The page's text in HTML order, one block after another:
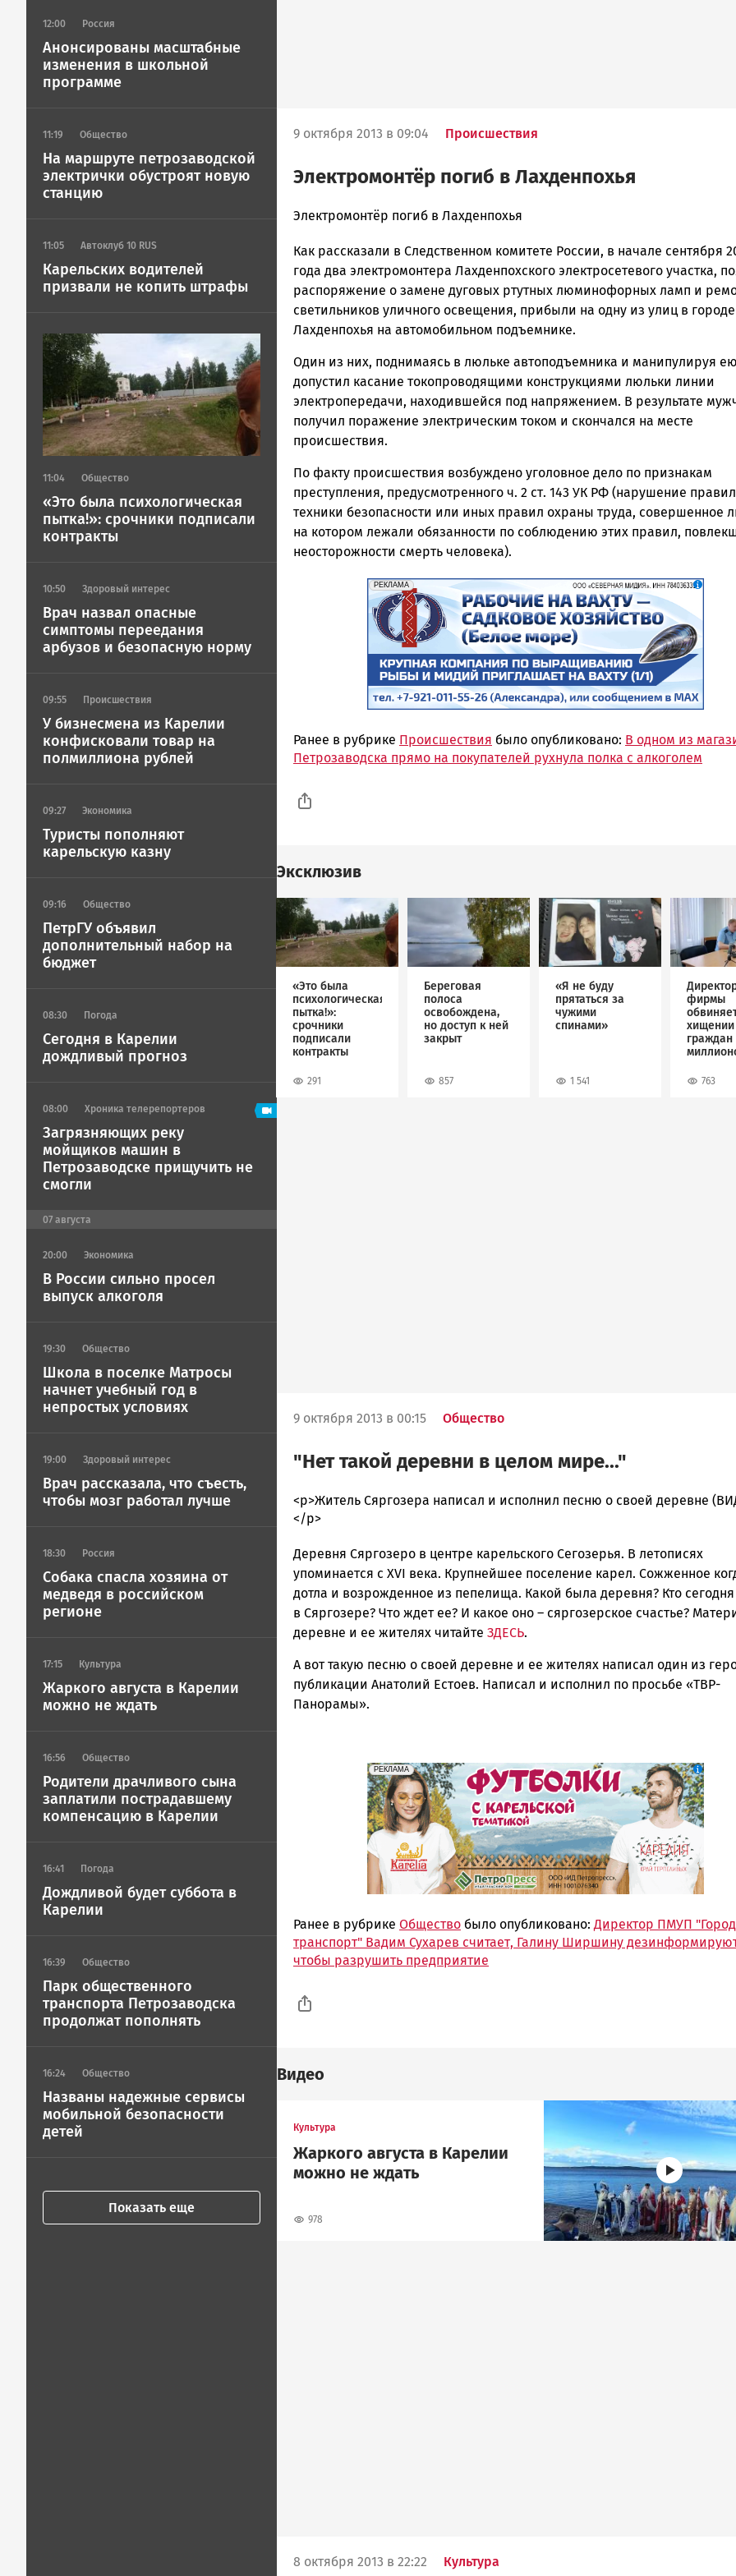
12:00 Россия
Анонсированы масштабные
изменения в школьной
программе
11:19 Общество
На маршруте петрозаводской
электрички обустроят новую
станцию
11:05 Автоклуб 10 RUS
Карельских водителей
призвали не копить штрафы
Image
11:04 Общество
«Это была психологическая
пытка!»: срочники подписали
контракты
10:50 Здоровый интерес
Врач назвал опасные
симптомы переедания
арбузов и безопасную норму
09:55 Происшествия
У бизнесмена из Карелии
конфисковали товар на
полмиллиона рублей
09:27 Экономика
Туристы пополняют
карельскую казну
09:16 Общество
ПетрГУ объявил
дополнительный набор на
бюджет
08:30 Погода
Сегодня в Карелии
дождливый прогноз
08:00 Хроника телерепортеров
Загрязняющих реку
мойщиков машин в
Петрозаводске прищучить не
смогли
07 августа
20:00 Экономика
В России сильно просел
выпуск алкоголя
19:30 Общество
Школа в поселке Матросы
начнет учебный год в
непростых условиях
19:00 Здоровый интерес
Врач рассказала, что съесть,
чтобы мозг работал лучше
18:30 Россия
Собака спасла хозяина от
медведя в российском
регионе
17:15 Культура
Жаркого августа в Карелии
можно не ждать
16:56 Общество
Родители драчливого сына
заплатили пострадавшему
компенсацию в Карелии
16:41 Погода
Дождливой будет суббота в
Карелии
16:39 Общество
Парк общественного
транспорта Петрозаводска
продолжат пополнять
16:24 Общество
Названы надежные сервисы
мобильной безопасности
детей
Показать еще
9 октября 2013 в 09:04 Происшествия
Электромонтёр погиб в Лахденпохья
admintimur
Петрозаводска
и
Карелии
|
Петрозаводск
ГОВОРИТ
Электромонтёр погиб в Лахденпохья
Как рассказали в Следственном комитете России, в начале сентября
года два электромонтера Лахденпохского электросетевого участка,
распоряжение о замене дуговых ртутных люминофорных ламп и
светильников уличного освещения, прибыли на одну из улиц в городе
Лахденпохья на автомобильном подъемнике.
Один из них, поднимаясь в люльке автоподъемника и манипулируя
допустил касание токопроводящими конструкциями люльки линии
электропередачи, находившейся под напряжением. В результате
получил поражение электрическим током и скончался на месте
происшествия.
По факту происшествия возбуждено уголовное дело по признакам
преступления, предусмотренного ч. 2 ст. 143 УК РФ (нарушение правил
техники безопасности или иных правил охраны труда, совершенное
на котором лежали обязанности по соблюдению этих правил,
неосторожности смерть человека).
erid: 2SDnjf467GP
РЕКЛАМА
Реклама
Ранее в рубрике Происшествия было опубликовано: В одном из
Петрозаводска прямо на покупателей рухнула полка с алкоголем
Эксклюзив
Image
«Это была
психологическая
пытка!»:
срочники
подписали
контракты
291
Береговая
полоса
освобождена,
но доступ к ней
закрыт
857
Image
«Я не буду
прятаться за
чужими
спинами»
1 541
фирмы
хищении
граждан
763
9 октября 2013 в 00:15 Общество
"Нет такой деревни в целом мире..."
admintimur
Новости
и
Карелии
|
Петрозаводск
ГОВОРИТ
<p>Житель Сяргозера написал и исполнил песню о своей деревне
</p>
Деревня Сяргозеро в центре карельского Сегозерья. В летописях
упоминается с XVI века. Крупнейшее поселение карел. Сожженное
дотла и возрожденное из пепелища. Какой была деревня? Кто
в Сяргозере? Что ждет ее? И какое оно – сяргозерское счастье?
деревне и ее жителях читайте ЗДЕСЬ.
А вот такую песню о своей деревне и ее жителях написал один из
публикации Анатолий Естоев. Написал и исполнил по просьбе «ТВР-
Панорамы».
erid: Pb3XmBtzt7qh4nNaikXnuHE1bzSb6Vb4eeL28Ue
РЕКЛАМА
Реклама
Ранее в рубрике Общество было опубликовано: Директор ПМУП
транспорт" Вадим Сухарев считает, Галину Ширшину
чтобы разрушить предприятие
Видео
Культура
Жаркого августа в Карелии
можно не ждать
978
8 октября 2013 в 22:22 Культура